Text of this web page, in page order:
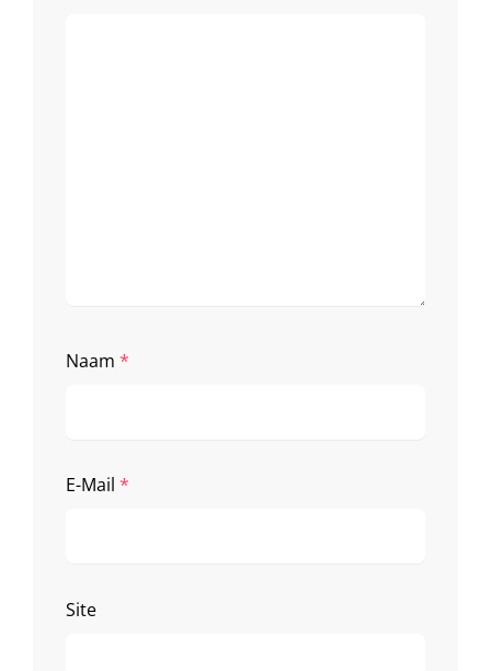
Naam *
E-Mail *
Site